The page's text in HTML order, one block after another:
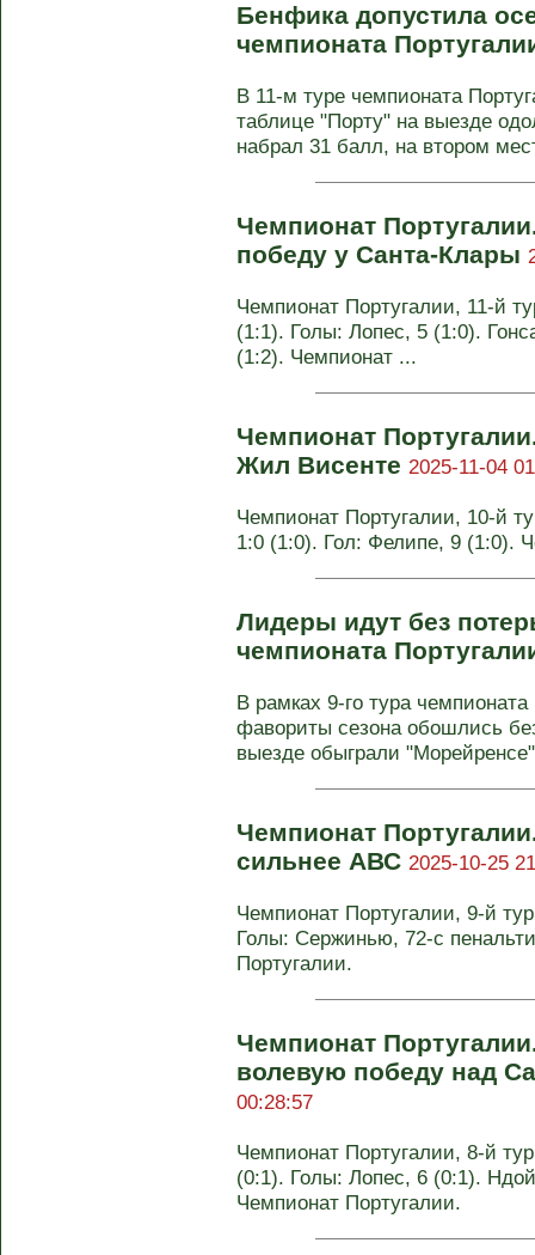
Бенфика допустила
чемпионата
В 11-м туре чемпионата
таблице "Порту" на выезде
набрал 31 балл, на втором
Чемпионат
победу у Санта-Клары
Чемпионат Португалии, 11-й
(1:1). Голы: Лопес, 5 (1:0).
(1:2). Чемпионат ...
Чемпионат
Жил Висенте 2025-11-04
Чемпионат Португалии, 10-й
1:0 (1:0). Гол: Фелипе, 9 (1:0).
Лидеры идут без
чемпионата
В рамках 9-го тура
фавориты сезона обошлись
выезде обыграли
Чемпионат
сильнее АВС 2025-10-25
Чемпионат Португалии, 9-й
Голы: Сержинью, 72-с
Португалии.
Чемпионат
волевую победу над
00:28:57
Чемпионат Португалии, 8-й
(0:1). Голы: Лопес, 6 (0:1).
Чемпионат Португалии.